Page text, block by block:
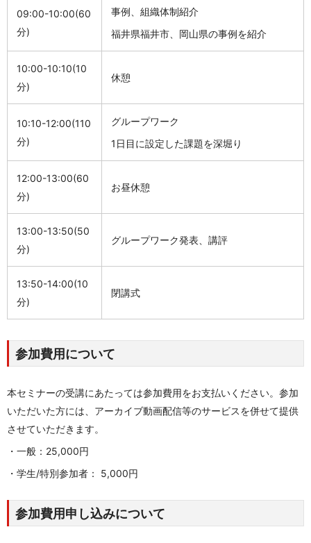
09:00-10:00(60
分)
事例、組織体制紹介
福井県福井市、岡山県の事例を紹介
10:00-10:10(10
分)
休憩
10:10-12:00(110
分)
グループワーク
1日目に設定した課題を深堀り
12:00-13:00(60
分)
お昼休憩
13:00-13:50(50
分)
グループワーク発表、講評
13:50-14:00(10
分)
閉講式
参加費用について
本セミナーの受講にあたっては参加費用をお支払いください。参加
いただいた方には、アーカイブ動画配信等のサービスを併せて提供
させていただきます。
・一般：25,000円
・学生/特別参加者： 5,000円
参加費用申し込みについて